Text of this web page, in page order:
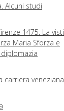
Alcuni studi
1475. La visti
Maria Sforza e
carriera veneziana